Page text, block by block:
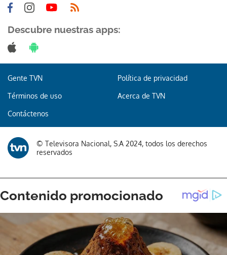
ACEPTAR
Descubre nuestras apps:
Gente TVN Política de privacidad
Términos de uso Acerca de TVN
Contáctenos
© Televisora Nacional, S.A 2024, todos los derechos
reservados